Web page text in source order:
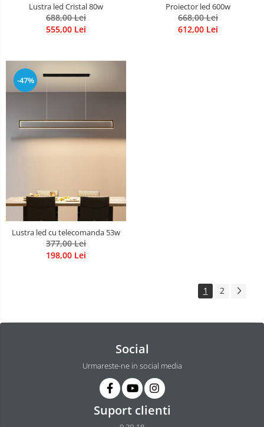
Lustra led Cristal 80w
688,00 Lei
555,00 Lei
Proiector led 600w
668,00 Lei
612,00 Lei
-47%
Lustra led cu telecomanda 53w
377,00 Lei
198,00 Lei
1 2
Social
Urmareste-ne in social media
Suport clienti